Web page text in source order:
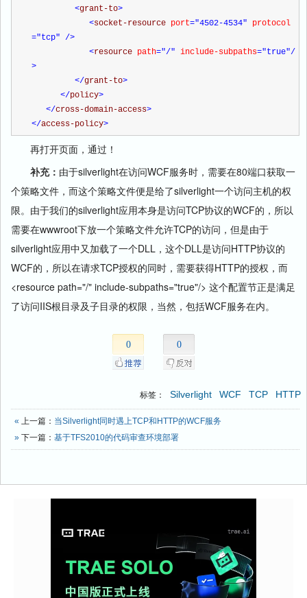
<grant-to>
<socket-resource port="4502-4534" protocol
="tcp" />
<resource path="/" include-subpaths="true"/
>
</grant-to>
</policy>
</cross-domain-access>
</access-policy>
再打开页面，通过！
补充： 由于silverlight在访问WCF服务时，需要在80端口获取一
个策略文件，而这个策略文件便是给了silverlight一个访问主机的权
限。由于我们的silverlight应用本身是访问TCP协议的WCF的，所以
需要在wwwroot下放一个策略文件允许TCP的访问，但是由于
silverlight应用中又加载了一个DLL，这个DLL是访问HTTP协议的
WCF的，所以在请求TCP授权的同时，需要获得HTTP的授权，而
<resource path="/" include-subpaths="true"/> 这个配置节正是满足
了访问IIS根目录及子目录的权限，当然，包括WCF服务在内。
0 0
标签： Silverlight WCF TCP HTTP
« 上一篇： 当Silverlight同时遇上TCP和HTTP的WCF服务
» 下一篇： 基于TFS2010的代码审查环境部署